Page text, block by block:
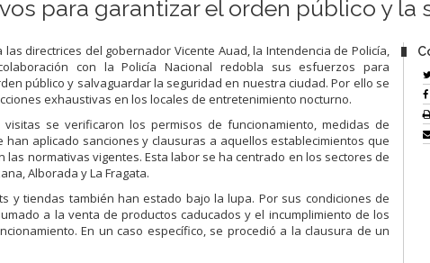
para garantizar el orden público y la
las directrices del gobernador Vicente Auad, la Intendencia de Policía,
con la Policía Nacional redobla sus esfuerzos para
público y salvaguardar la seguridad en nuestra ciudad. Por ello se
exhaustivas en los locales de entretenimiento nocturno.
visitas se verificaron los permisos de funcionamiento, medidas de
han aplicado sanciones y clausuras a aquellos establecimientos que
las normativas vigentes. Esta labor se ha centrado en los sectores de
Alborada y La Fragata.
y tiendas también han estado bajo la lupa. Por sus condiciones de
a la venta de productos caducados y el incumplimiento de los
En un caso específico, se procedió a la clausura de un